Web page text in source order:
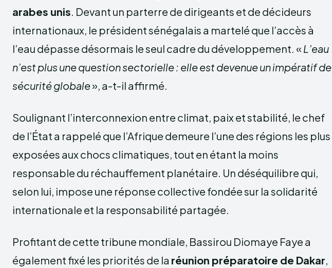
arabes unis. Devant un parterre de dirigeants et de décideurs
internationaux, le président sénégalais a martelé que l’accès à
l’eau dépasse désormais le seul cadre du développement. « L’eau
n’est plus une question sectorielle : elle est devenue un impératif de
sécurité globale», a-t-il affirmé.
Soulignant l’interconnexion entre climat, paix et stabilité, le chef
de l’État a rappelé que l’Afrique demeure l’une des régions les plus
exposées aux chocs climatiques, tout en étant la moins
responsable du réchauffement planétaire. Un déséquilibre qui,
selon lui, impose une réponse collective fondée sur la solidarité
internationale et la responsabilité partagée.
Profitant de cette tribune mondiale, Bassirou Diomaye Faye a
également fixé les priorités de la réunion préparatoire de Dakar,